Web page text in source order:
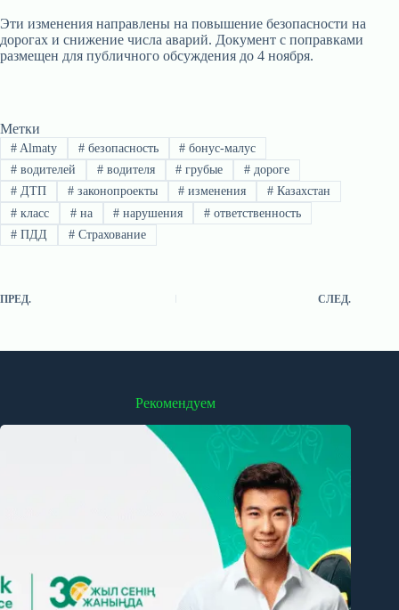
Эти изменения направлены на повышение безопасности на
дорогах и снижение числа аварий. Документ с поправками
размещен для публичного обсуждения до 4 ноября.
Метки
#Almaty #безопасность # бонус-малус
#водителей #водителя # грубые # дороге
#ДТП #законопроекты # изменения # Казахстан
#класс #на # нарушения # ответственность
#ПДД #Страхование
ПРЕД. СЛЕД.
Рекомендуем